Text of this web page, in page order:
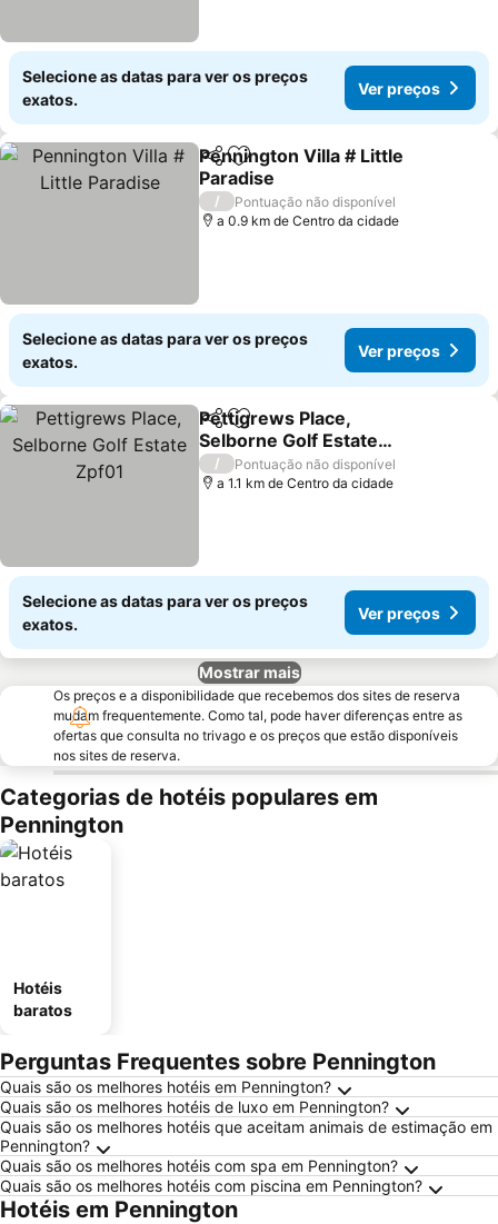
Selecione as datas para ver os preços
exatos.
Ver preços
PartilharAdicionar aos favoritos
Pennington Villa # Little
Paradise
/
Pontuação não disponível
a 0.9 km de Centro da cidade
Selecione as datas para ver os preços
exatos.
Ver preços
PartilharAdicionar aos favoritos
Pettigrews Place,
Selborne Golf Estate
Zpf01
/
Pontuação não disponível
a 1.1 km de Centro da cidade
Selecione as datas para ver os preços
exatos.
Ver preços
Mostrar mais
Os preços e a disponibilidade que recebemos dos sites de reserva
mudam frequentemente. Como tal, pode haver diferenças entre as
ofertas que consulta no trivago e os preços que estão disponíveis
nos sites de reserva.
Categorias de hotéis populares em
Pennington
Hotéis
baratos
Perguntas Frequentes sobre Pennington
Quais são os melhores hotéis em Pennington?
Quais são os melhores hotéis de luxo em Pennington?
Quais são os melhores hotéis que aceitam animais de estimação em
Pennington?
Quais são os melhores hotéis com spa em Pennington?
Quais são os melhores hotéis com piscina em Pennington?
Hotéis em Pennington